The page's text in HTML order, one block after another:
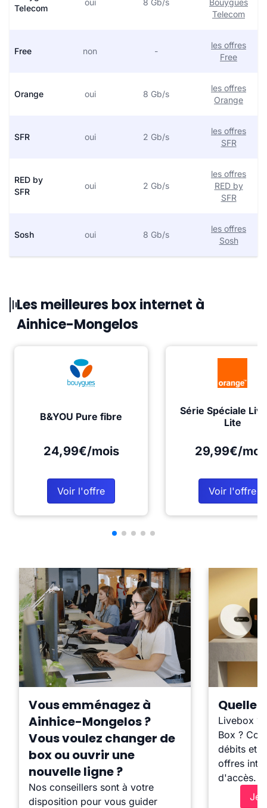
Telecom
oui 8 Gb/s
Bouygues
Telecom
Free non -
les offres
Free
Orange oui 8 Gb/s
les offres
Orange
SFR oui 2 Gb/s
les offres
SFR
RED by
SFR
oui 2 Gb/s
les offres
RED by
SFR
Sosh oui 8 Gb/s
les offres
Sosh
Les meilleures box internet à
Ainhice-Mongelos
B&YOU Pure fibre
24,99€/mois
Voir l'offre
Série Spéciale
Lite
29,99€/
Voir l'offre
Vous emménagez à
Ainhice-Mongelos ?
Vous voulez changer de
box ou ouvrir une
nouvelle ligne ?
Nos conseillers sont à votre
disposition pour vous guider
Quelle
Livebox ?
Box ?
débits et
offres
d'accès.
Je